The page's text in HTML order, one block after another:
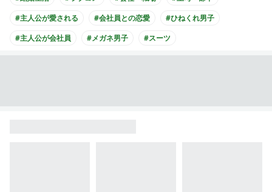
#主人公が愛される
#会社員との恋愛
#ひねくれ男子
#主人公が会社員
#メガネ男子 #スーツ